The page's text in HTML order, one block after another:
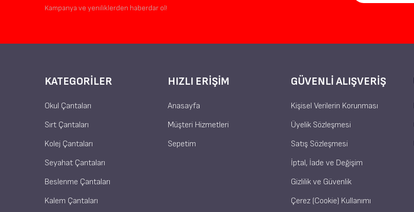
Kampanya ve yeniliklerden haberdar ol!
KATEGORILER
Okul Çantaları
Sırt Çantaları
Kolej Çantaları
Seyahat Çantaları
Beslenme Çantaları
Kalem Çantaları
HIZLI ERIŞIM
Anasayfa
Müşteri Hizmetleri
Sepetim
GÜVENLI ALIŞVERIŞ
Kişisel Verilerin Korunması
Üyelik Sözleşmesi
Satış Sözleşmesi
İptal, İade ve Değişim
Gizlilik ve Güvenlik
Çerez (Cookie) Kullanımı